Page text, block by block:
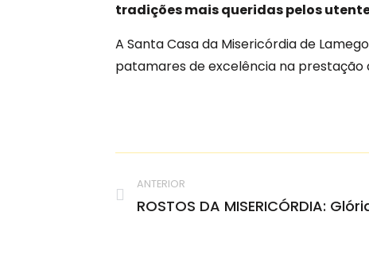
tradições mais queridas pelos
A Santa Casa da Misericórdia de
patamares de excelência na prestação
ANTERIOR
ROSTOS DA MISERICÓRDIA: